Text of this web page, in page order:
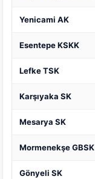
Yenicami AK
Esentepe KSKK
Lefke TSK
Karşıyaka SK
Mesarya SK
Mormenekşe GBSK
Gönyeli SK